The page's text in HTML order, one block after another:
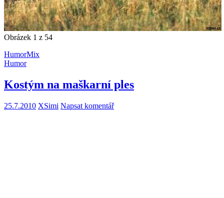
Obrázek 1 z 54
HumorMix
Humor
Kostým na maškarní ples
25.7.2010 XSimi Napsat komentář